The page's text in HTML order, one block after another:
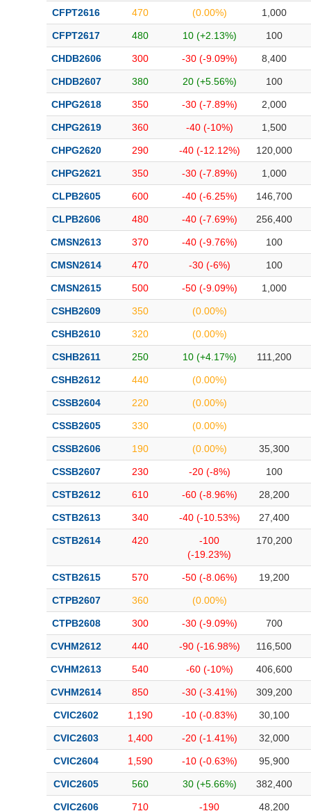
CFPT2616 470 (0.00%) 1,000
CFPT2617 480 10 (+2.13%) 100
CHDB2606 300 -30 (-9.09%) 8,400
CHDB2607 380 20 (+5.56%) 100
CHPG2618 350 -30 (-7.89%) 2,000
CHPG2619 360 -40 (-10%) 1,500
CHPG2620 290 -40 (-12.12%) 120,000
CHPG2621 350 -30 (-7.89%) 1,000
CLPB2605 600 -40 (-6.25%) 146,700
CLPB2606 480 -40 (-7.69%) 256,400
CMSN2613 370 -40 (-9.76%) 100
CMSN2614 470 -30 (-6%) 100
CMSN2615 500 -50 (-9.09%) 1,000
CSHB2609 350 (0.00%)
CSHB2610 320 (0.00%)
CSHB2611 250 10 (+4.17%) 111,200
CSHB2612 440 (0.00%)
CSSB2604 220 (0.00%)
CSSB2605 330 (0.00%)
CSSB2606 190 (0.00%) 35,300
CSSB2607 230 -20 (-8%) 100
CSTB2612 610 -60 (-8.96%) 28,200
CSTB2613 340 -40 (-10.53%) 27,400
CSTB2614 420
-100
(-19.23%)
170,200
CSTB2615 570 -50 (-8.06%) 19,200
CTPB2607 360 (0.00%)
CTPB2608 300 -30 (-9.09%) 700
CVHM2612 440 -90 (-16.98%) 116,500
CVHM2613 540 -60 (-10%) 406,600
CVHM2614 850 -30 (-3.41%) 309,200
CVIC2602 1,190 -10 (-0.83%) 30,100
CVIC2603 1,400 -20 (-1.41%) 32,000
CVIC2604 1,590 -10 (-0.63%) 95,900
CVIC2605 560 30 (+5.66%) 382,400
CVIC2606 710 -190 48,200